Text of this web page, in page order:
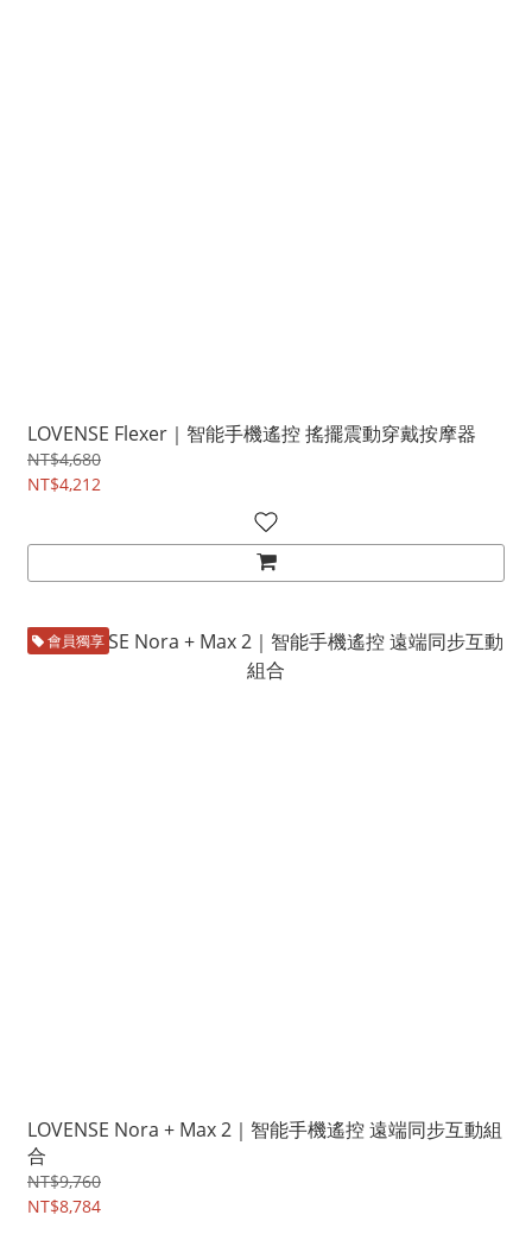
LOVENSE Flexer｜智能手機遙控 搖擺震動穿戴按摩器
NT$4,680
NT$4,212
會員獨享
LOVENSE Nora + Max 2｜智能手機遙控 遠端同步互動組
合
NT$9,760
NT$8,784